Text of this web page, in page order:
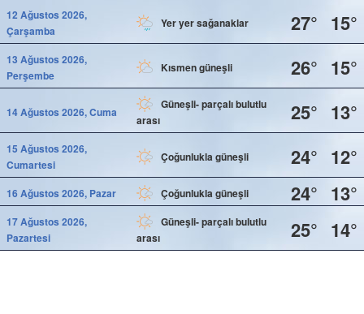
12 Ağustos 2026,
Çarşamba
Yer yer sağanaklar 27° 15°
13 Ağustos 2026,
Perşembe
Kısmen güneşli 26° 15°
14 Ağustos 2026, Cuma
Güneşli- parçalı bulutlu
arası
25° 13°
15 Ağustos 2026,
Cumartesi
Çoğunlukla güneşli 24° 12°
16 Ağustos 2026, Pazar Çoğunlukla güneşli 24° 13°
17 Ağustos 2026,
Pazartesi
Güneşli- parçalı bulutlu
arası
25° 14°